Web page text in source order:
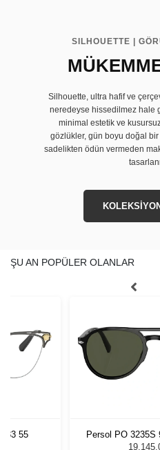
SILHOUETTE |
Silhouette, ultra hafif ve
neredeyse hissedilmez hale
minimal estetik ve
gözlükler, gün boyu doğal
sadelikten ödün vermeden
ŞU AN POPÜLER OLANLAR
55
Persol PO 3235S
Güneş